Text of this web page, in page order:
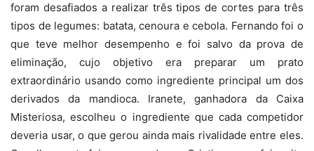
foram desafiados a realizar três tipos de cortes para três
tipos de legumes: batata, cenoura e cebola. Fernando foi o
que teve melhor desempenho e foi salvo da prova de
eliminação, cujo objetivo era preparar um prato
extraordinário usando como ingrediente principal um dos
derivados da mandioca. Iranete, ganhadora da Caixa
Misteriosa, escolheu o ingrediente que cada competidor
deveria usar, o que gerou ainda mais rivalidade entre eles.